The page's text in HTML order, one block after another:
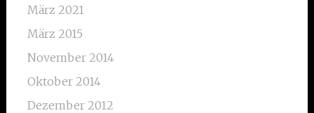
März 2021
März 2015
November 2014
Oktober 2014
Dezember 2012